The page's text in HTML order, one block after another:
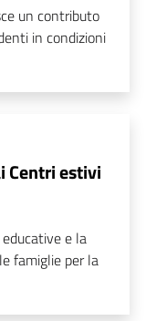
un contributo
in condizioni
Centri estivi
e la
famiglie per la